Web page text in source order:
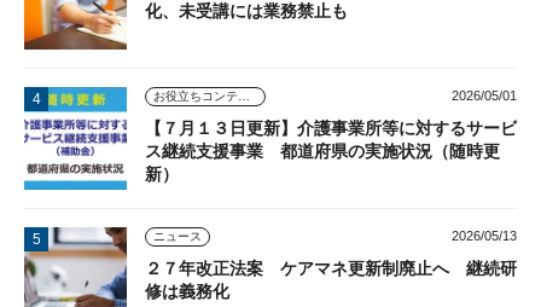
化、未受講には業務禁止も
お役立ちコンテンツ 2026/05/01
【７月１３日更新】介護事業所等に対するサービ
ス継続支援事業 都道府県の実施状況（随時更
新）
ニュース 2026/05/13
２７年改正法案 ケアマネ更新制廃止へ 継続研
修は義務化